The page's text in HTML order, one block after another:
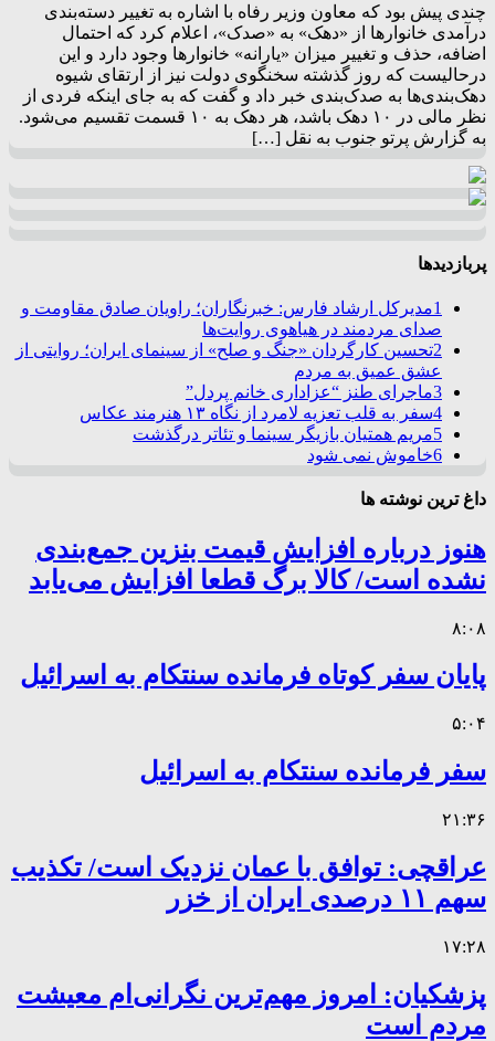
چندی پیش بود که معاون وزیر رفاه با اشاره به تغییر دسته‌بندی
درآمدی خانوارها از «دهک» به «صدک»، اعلام کرد که احتمال
اضافه، حذف و تغییر میزان «یارانه» خانوارها وجود دارد و این
درحالیست که روز گذشته سخنگوی دولت نیز از ارتقای شیوه
دهک‌بندی‌ها به صدک‌بندی خبر داد و گفت که به جای اینکه فردی از
نظر مالی در ۱۰ دهک باشد، هر دهک به ۱۰ قسمت تقسیم می‌شود.
به گزارش پرتو جنوب به نقل […]
پربازدیدها
1مدیرکل ارشاد فارس: خبرنگاران؛ راویان صادق مقاومت و
صدای مردمند در هیاهوی روایت‌ها
2تحسین کارگردان «جنگ و صلح» از سینمای ایران؛ روایتی از
عشق عمیق به مردم
3ماجرای طنز “عزاداری خانم پردل”
4سفر به قلب تعزیه لامرد از نگاه ۱۳ هنرمند عکاس
5مریم همتیان بازیگر سینما و تئاتر درگذشت
6خاموش نمی شود
داغ ترین نوشته ها
هنوز درباره افزایش قیمت بنزین جمع‌بندی
نشده است/ کالا برگ قطعا افزایش می‌یابد
۸:۰۸
پایان سفر کوتاه فرمانده سنتکام به اسرائیل
۵:۰۴
سفر فرمانده سنتکام به اسرائیل
۲۱:۳۶
عراقچی: توافق با عمان نزدیک است/ تکذیب
سهم ۱۱ درصدی ایران از خزر
۱۷:۲۸
پزشکیان: امروز مهم‌ترین نگرانی‌ام معیشت
مردم است